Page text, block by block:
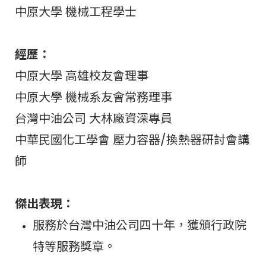
中原大學 機械工程學士
經歷：
中原大學 高雄校友會理事
中原大學 機械系友會常務理事
台灣中油公司 大林廠資深專員
中華民國化工學會 壓力容器/換熱器研討會講
師
傑出表現：
服務於台灣中油公司四十年，獲頒行政院
特等服務獎章。